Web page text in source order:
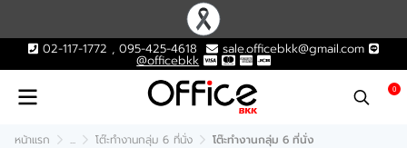
02-117-1772 , 095-425-4618 sale.officebkk@gmail.com
@officebkk
0
หน้าแรก ... โต๊ะทำงานกลุ่ม 6 ที่นั่ง โต๊ะทำงานกลุ่ม 6 ที่นั่ง